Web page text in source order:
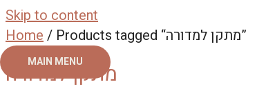
Skip to content
MAIN MENU
Home / Products tagged “מתקן למדורה”
מתקן למדורה